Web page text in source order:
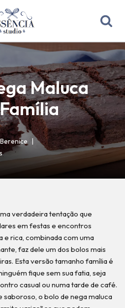
Maluca
Berenice
verdadeira tentação que
em festas e encontros
e rica, combinada com uma
faz dele um dos bolos mais
Esta versão tamanho família é
fique sem sua fatia, seja
casual ou numa tarde de café.
o bolo de nega maluca